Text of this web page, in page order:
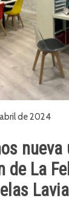
de 2024
de La